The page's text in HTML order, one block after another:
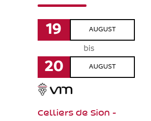
19 AUGUST
bis
20 AUGUST
Celliers de Sion -